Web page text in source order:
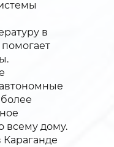
в
помогает
всему дому.